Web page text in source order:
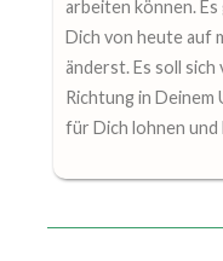
arbeiten können.
Dich von heute auf
änderst. Es soll sich
Richtung in
für Dich lohnen